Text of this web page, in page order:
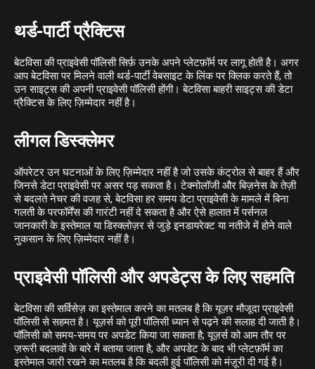
थर्ड-पार्टी प्रैक्टिस
बेटविसा की प्राइवेसी पॉलिसी सिर्फ़ उनके अपने प्लेटफ़ॉर्म पर लागू होती है। अगर
आप बेटविसा पर मिलने वाली थर्ड-पार्टी वेबसाइट के लिंक पर क्लिक करते हैं, तो
उन साइट्स की अपनी प्राइवेसी पॉलिसी होंगी। बेटविसा बाहरी साइट्स की डेटा
प्रैक्टिस के लिए ज़िम्मेदार नहीं है।
लीगल डिस्क्लेमर
ऑपरेटर उन घटनाओं के लिए ज़िम्मेदार नहीं है जो उसके कंट्रोल से बाहर हैं और
जिनसे डेटा प्राइवेसी पर असर पड़ सकता है। टेक्नोलॉजी और बिज़नेस के तेज़ी
से बदलते नेचर की वजह से, बेटविसा हर समय डेटा प्राइवेसी के मामले में बिना
गलती के परफॉर्मेंस की गारंटी नहीं दे सकता है और ऐसे हालात में पर्सनल
जानकारी के इस्तेमाल या डिस्क्लोज़र से जुड़े इनडायरेक्ट या नतीजे में होने वाले
नुकसान के लिए ज़िम्मेदार नहीं है।
प्राइवेसी पॉलिसी और अपडेट्स के लिए सहमति
बेटविसा की सर्विसेज़ का इस्तेमाल करने का मतलब है कि यूज़र मौजूदा प्राइवेसी
पॉलिसी से सहमत है। यूज़र्स को पूरी पॉलिसी ध्यान से पढ़ने की सलाह दी जाती है।
पॉलिसी को समय-समय पर अपडेट किया जा सकता है; यूज़र्स को आम तौर पर
ज़रूरी बदलावों के बारे में बताया जाता है, और अपडेट के बाद भी प्लेटफ़ॉर्म का
इस्तेमाल जारी रखने का मतलब है कि बदली हुई पॉलिसी को मंज़ूरी दी गई है।